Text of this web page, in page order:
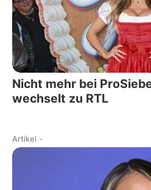
Nicht mehr bei
wechselt zu RTL
Artikel -